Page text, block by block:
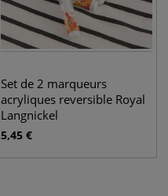
Set de 2 marqueurs
acryliques reversible Royal
Langnickel
5,45 €